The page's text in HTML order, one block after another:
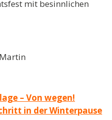
mit besinnlichen
– Von wegen!
in der Winterpause